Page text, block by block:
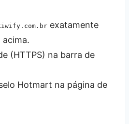
exatamente
(HTTPS) na barra de
Hotmart na página de